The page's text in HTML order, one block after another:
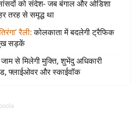
को संदेश- जब बंगाल और ओडिशा
तरह से समृद्ध था
रैली: कोलकाता में बदलेगी ट्रैफिक
सड़कें
से मिलेगी मुक्ति, शुभेंदु अधिकारी
फ्लाईओवर और स्काईवॉक